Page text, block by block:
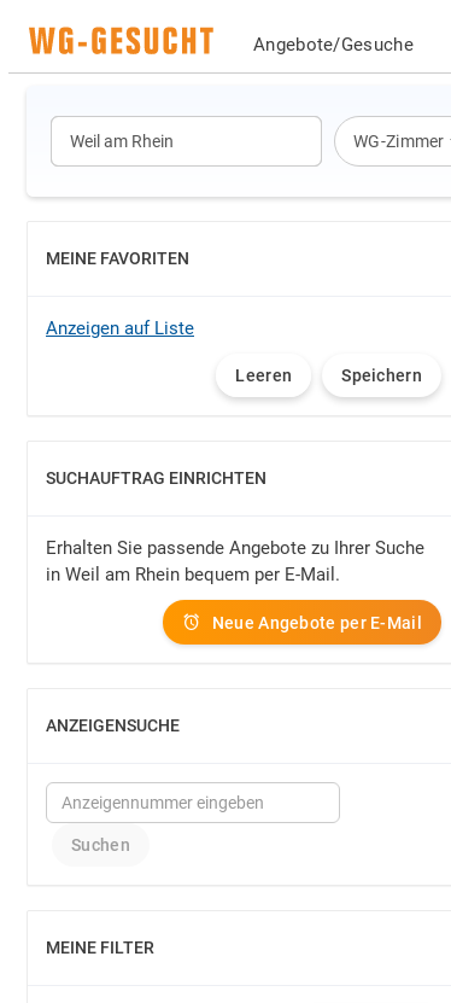
Angebote/Gesuche
WG-Zimmer
MEINE FAVORITEN
EINBLENDEN
Anzeigen auf Liste
Leeren Speichern
SUCHAUFTRAG EINRICHTEN
EINBLENDEN
Erhalten Sie passende Angebote zu Ihrer Suche
in Weil am Rhein bequem per E-Mail.
Neue Angebote per E-Mail
ANZEIGENSUCHE
EINBLENDEN
MEINE FILTER
EINBLENDEN